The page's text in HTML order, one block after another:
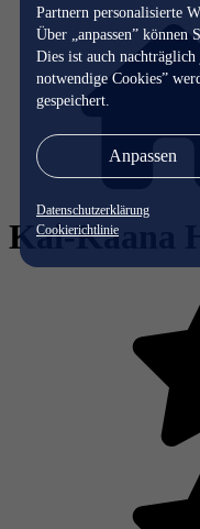
Partnern personalisierte
Über „anpassen” können
Dies ist auch
notwendige Cookies”
gespeichert.
Anpassen
Datenschutzerklärung
Cookierichtlinie
Kai-Kaana